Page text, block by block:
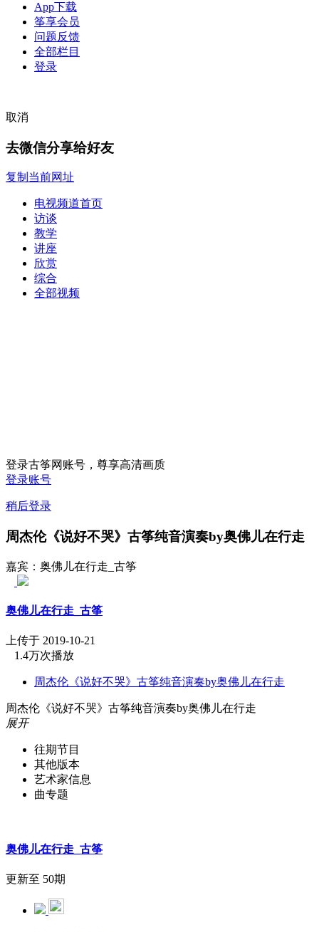
App下载
筝享会员
问题反馈
全部栏目
登录
取消
去微信分享给好友
复制当前网址
电视频道首页
访谈
教学
讲座
欣赏
综合
全部视频
登录古筝网账号，尊享高清画质
登录账号
稍后登录
周杰伦《说好不哭》古筝纯音演奏by奥佛儿在行走
嘉宾：奥佛儿在行走_古筝
奥佛儿在行走_古筝
上传于 2019-10-21
1.4万次播放
周杰伦《说好不哭》古筝纯音演奏by奥佛儿在行走
周杰伦《说好不哭》古筝纯音演奏by奥佛儿在行走
展开
往期节目
其他版本
艺术家信息
曲专题
奥佛儿在行走_古筝
更新至 50期